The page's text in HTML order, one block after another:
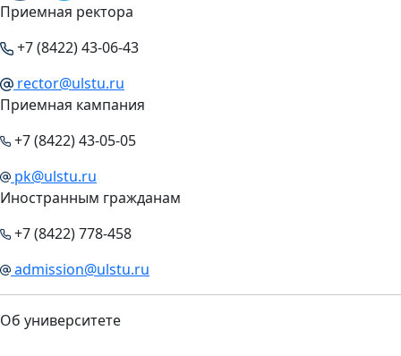
Приемная ректора
+7 (8422) 43-06-43
rector@ulstu.ru
Приемная кампания
+7 (8422) 43-05-05
pk@ulstu.ru
Иностранным гражданам
+7 (8422) 778-458
admission@ulstu.ru
Об университете